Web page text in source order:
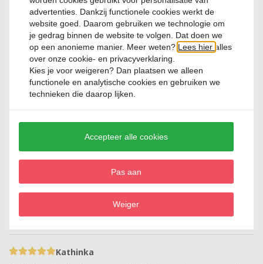
€156,91
Bestellen
Beoordelingen
Kathinka
advertenties. Dankzij functionele cookies werkt de
website goed. Daarom gebruiken we technologie om
je gedrag binnen de website te volgen. Dat doen we
op een anonieme manier. Meer weten? Lees hier alles
over onze cookie- en privacyverklaring.
Kies je voorweigeren? Dan plaatsen we alleen
functionele en analytische cookies en gebruiken we
technieken die daarop lijken.
Accepteer alle cookies
Pas aan
Weiger